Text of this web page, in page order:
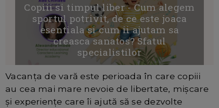
Copiii si timpul liber - Cum alegem
sportul potrivit, de ce este joaca
esentiala si cum ii ajutam sa
creasca sanatos? Sfatul
specialistilor
Vacanța de vară este perioada în care copiii
au cea mai mare nevoie de libertate, mișcare
și experiențe care îi ajută să se dezvolte